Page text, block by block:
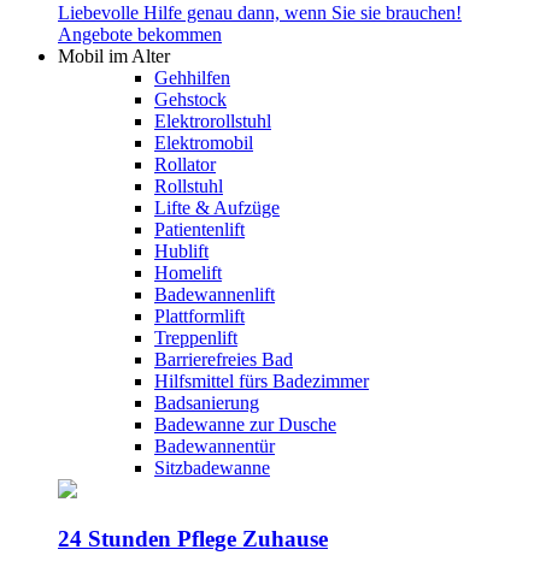
Liebevolle Hilfe genau dann, wenn Sie sie brauchen!
Angebote bekommen
Mobil im Alter
Gehhilfen
Gehstock
Elektrorollstuhl
Elektromobil
Rollator
Rollstuhl
Lifte & Aufzüge
Patientenlift
Hublift
Homelift
Badewannenlift
Plattformlift
Treppenlift
Barrierefreies Bad
Hilfsmittel fürs Badezimmer
Badsanierung
Badewanne zur Dusche
Badewannentür
Sitzbadewanne
24 Stunden Pflege Zuhause